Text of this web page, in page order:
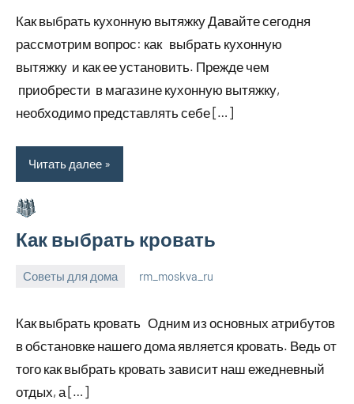
2023
Как выбрать кухонную вытяжку Давайте сегодня
рассмотрим вопрос: как выбрать кухонную
вытяжку и как ее установить. Прежде чем
приобрести в магазине кухонную вытяжку,
необходимо представлять себе […]
Читать далее
Как выбрать кровать
Советы для дома
2023
rm_moskva_ru
Как выбрать кровать Одним из основных атрибутов
в обстановке нашего дома является кровать. Ведь от
того как выбрать кровать зависит наш ежедневный
отдых, а […]